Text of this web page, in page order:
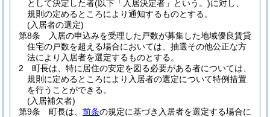
として決定した者(以下「入居決定者」という。)に対し、
規則の定めるところにより通知するものとする。
(入居者の選定)
第8条
入居の申込みを受理した戸数が募集した地域優良賃貸
住宅の戸数を超える場合においては、抽選その他公正な方
法により入居者を選定するものとする。
2
町長は、特に居住の安定を図る必要がある者については、
規則に定めるところにより入居者の選定について特例措置
を行うことができる。
(入居補欠者)
第9条
町長は、 前条の規定に基づき入居者を選定する場合に